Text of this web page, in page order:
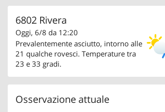
6802 Rivera
Oggi, 6/8 da 12:20
Prevalentemente asciutto, intorno alle
21 qualche rovesci. Temperature tra
23 e 33 gradi.
Osservazione attuale